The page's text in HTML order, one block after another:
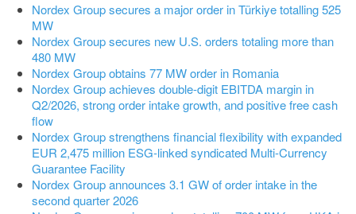
Nordex Group secures a major order in Türkiye totalling 525
MW
Nordex Group secures new U.S. orders totaling more than
480 MW
Nordex Group obtains 77 MW order in Romania
Nordex Group achieves double-digit EBITDA margin in
Q2/2026, strong order intake growth, and positive free cash
flow
Nordex Group strengthens financial flexibility with expanded
EUR 2,475 million ESG-linked syndicated Multi-Currency
Guarantee Facility
Nordex Group announces 3.1 GW of order intake in the
second quarter 2026